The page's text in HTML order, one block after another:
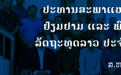
ປະທານສະພາແ
ຢ້ຽມຢາມ ແລະ
ລັດຖະທູດລາວ ປະ
ສ.